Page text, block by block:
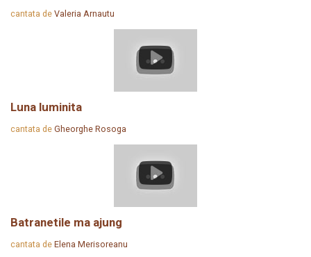
cantata de Valeria Arnautu
Luna luminita
cantata de Gheorghe Rosoga
Batranetile ma ajung
cantata de Elena Merisoreanu